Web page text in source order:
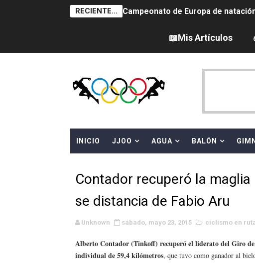
RECIENTE... Campeonato de Europa de
AEW - Adam Page con Brodido
Tour de Francia femenino 2026 -
Women's Pro Baseball League 2026
Campeonato de Europa en aguas
WWE NXT - Myles Borne y Tavion
EFA y AFLE 2026 - Regular season
📖Mis Artículos
INICIO JJOO AGUA BALÓN
Contador recuperó la
se distancia de Fabio Aru
Unknown sábado, mayo 23, 2015 ciclismo en
Alberto Contador (Tinkoff) recuperó el liderato del Giro
individual de 59,4 kilómetros, que tuvo como ganador al